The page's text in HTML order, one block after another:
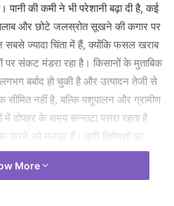
की कमी ने भी परेशानी बढ़ा दी है, कई
और छोटे जलस्रोत सूखने की कगार पर
ज्यादा चिंता में हैं, क्योंकि फसल खराब
संकट मंडरा रहा है। किसानों के मुताबिक
बर्बाद हो चुकी है और उत्पादन तेजी से
सीमित नहीं है, बल्कि पशुपालन और ग्रामीण
में दोपहर के समय सन्नाटा पसरा रहता है
करने को मजबूर हैं। कृषि विशेषज्ञों का
और घटती नमी आने वाले समय में खेती के लिए
जल संरक्षण, सिंचाई और राहत के
More